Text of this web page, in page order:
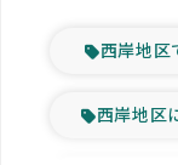
西岸地区
西岸地区